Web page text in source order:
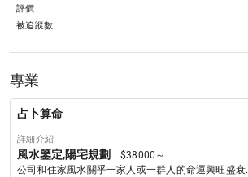
評價
被追蹤數
專業
占卜算命
詳細介紹
風水鑒定,陽宅規劃
$38000～
公司和住家風水關乎一家人或一群人的命運興旺盛衰.